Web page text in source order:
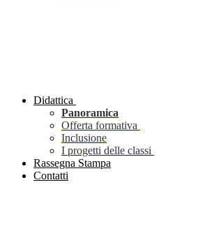
Didattica
Panoramica
Offerta formativa
Inclusione
I progetti delle classi
Rassegna Stampa
Contatti